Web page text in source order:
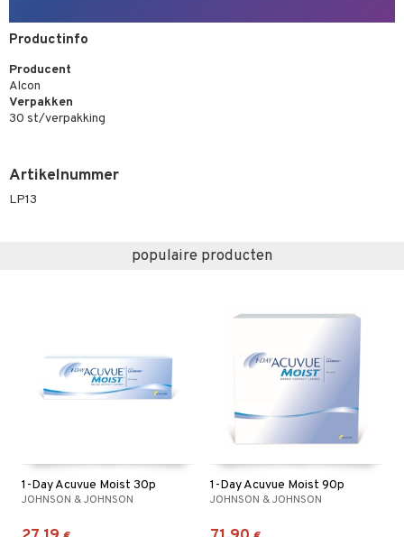
Productinfo
Producent
Alcon
Verpakken
30 st/verpakking
Artikelnummer
LP13
populaire producten
1-Day Acuvue Moist 30p
JOHNSON & JOHNSON
1-Day Acuvue Moist 90p
JOHNSON & JOHNSON